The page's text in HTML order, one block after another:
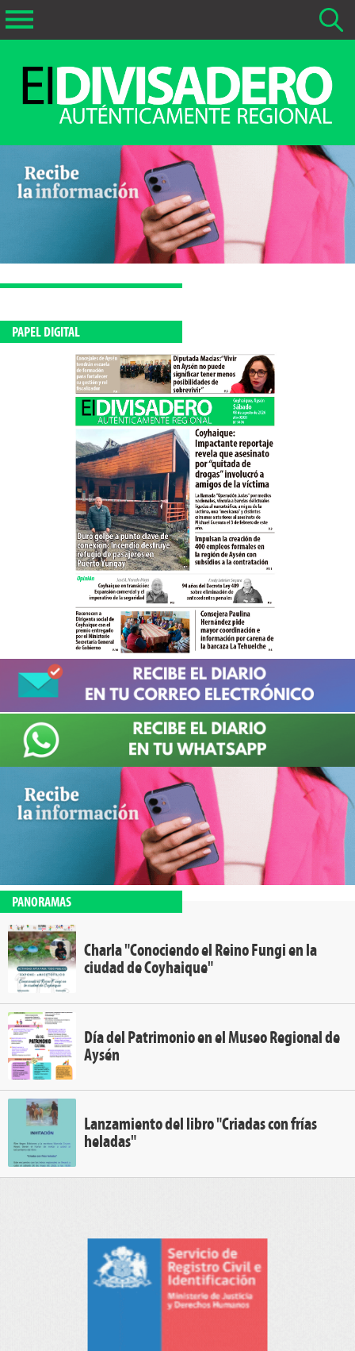
La fecha más antigua por defecto que se buscará es 01-02-
Buscar notas anteriores a 01-02-2026
PAPEL DIGITAL
PANORAMAS
Charla "Conociendo el Reino Fungi en la
ciudad de Coyhaique"
Día del Patrimonio en el Museo Regional de
Aysén
Lanzamiento del libro "Criadas con frías
heladas"